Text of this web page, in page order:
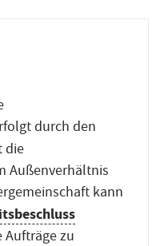
durch den
die
Außenverhältnis
kann
Aufträge zu